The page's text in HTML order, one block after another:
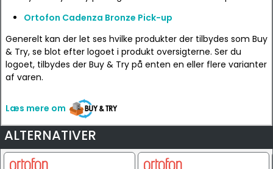
Ortofon Cadenza Bronze Pick-up
Generelt kan der let ses hvilke produkter der tilbydes som Buy
& Try, se blot efter logoet i produkt oversigterne. Ser du
logoet, tilbydes der Buy & Try på enten en eller flere varianter
af varen.
Læs mere om
ALTERNATIVER